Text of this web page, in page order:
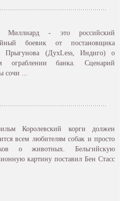
Миллиард - это российский
боевик от постановщика
Прыгунова (ДухLess, Индиго) о
ограблении банка. Сценарий
сочи ...
Королевский корги должен
всем любителям собак и просто
о животных. Бельгийскую
картину поставил Бен Стасс